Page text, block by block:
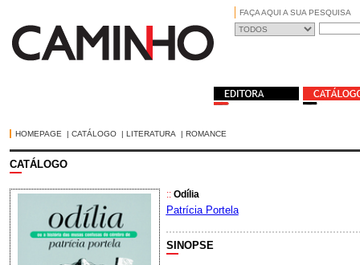
FAÇA AQUI A SUA PESQUISA
HOMEPAGE | CATÁLOGO| LITERATURA | ROMANCE
CATÁLOGO
:: Odília
Patrícia Portela
SINOPSE